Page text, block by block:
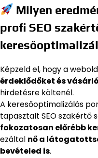
Milyen
profi SEO
Képzeld el, hogy a
érdeklődőket és
hirdetésre költenél.
A keresőoptimalizálás
tapasztalt SEO szakértő
fokozatosan előrébb
ezáltal nő a
bevételed is.